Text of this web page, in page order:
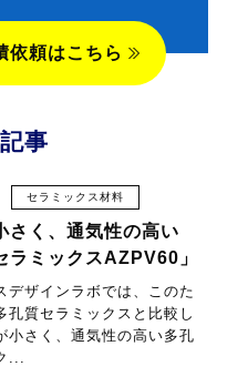
依頼はこちら
事
セラミックス材料
さく、通気性の高い
ラミックスAZPV60」
デザインラボでは、このた
孔質セラミックスと比較し
小さく、通気性の高い多孔
...